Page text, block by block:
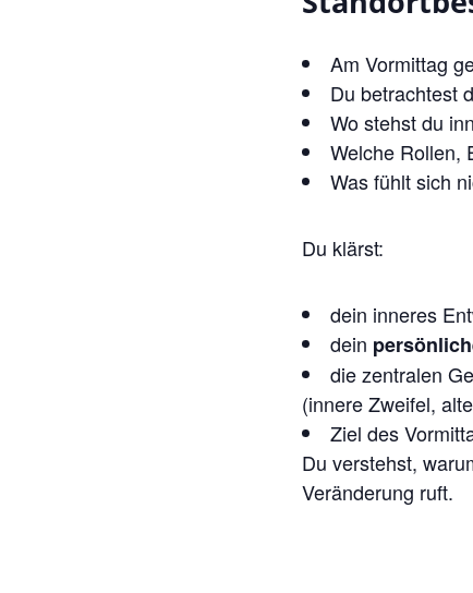
Am Vormittag
Du betrachtest
Wo stehst du
Welche Rollen,
Was fühlt sich
Du klärst:
dein inneres
dein
die zentralen
(innere Zweifel,
Ziel des
Du verstehst,
Veränderung ruft.